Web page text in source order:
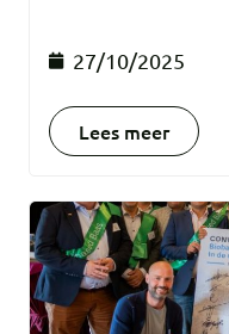
27/10/2025
Lees meer